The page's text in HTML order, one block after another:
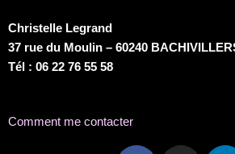
Christelle Legrand
37 rue du Moulin – 60240
Tél : 06 22 76 55 58
Comment me contacter